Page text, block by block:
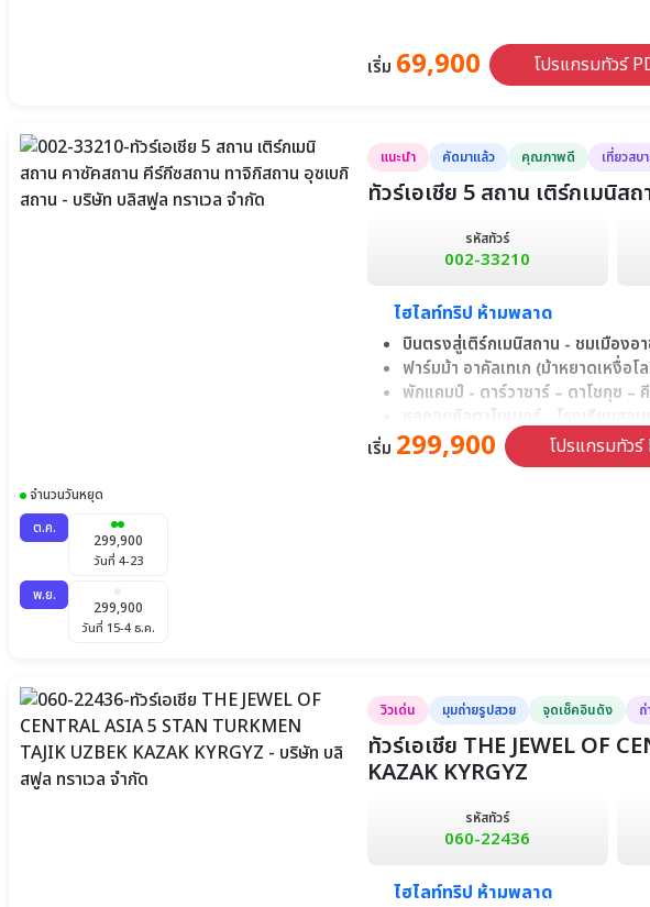
เริ่ม 69,900 โปรแกรมทัวร์
แนะนำ คัดมาแล้ว คุณภาพดี เที่ยวสบ
ทัวร์เอเชีย 5 สถาน เติร์กเมนิ
รหัสทัวร์
002-33210
ไฮไลท์ทริป ห้ามพลาด
บินตรงสู่เติร์กเมนิสถาน - ชมเมืองอ
ฟาร์มม้า อาคัลเทเก (ม้าหยาดเหงื่อ
พักแคมป์ - ดาร์วาซาร์ – ดาโชกุซ –
หอคอยคัลตาไมเนอร์ - โรงเรียนส
โคจา - พระราชวัง ทัชคอปลี - คารา
สุสานอิสมาอิล ซามานิด - ป้อม ดิอา
เริ่ม 299,900 โปรแกรมทัวร์
จำนวนวันหยุด
ต.ค.
299,900
วันที่ 4-23
พ.ย.
299,900
วันที่ 15-4 ธ.ค.
วิวเด่น มุมถ่ายรูปสวย จุดเช็คอินดัง
ทัวร์เอเชีย THE JEWEL OF
KAZAK KYRGYZ
รหัสทัวร์
060-22436
ไฮไลท์ทริป ห้ามพลาด